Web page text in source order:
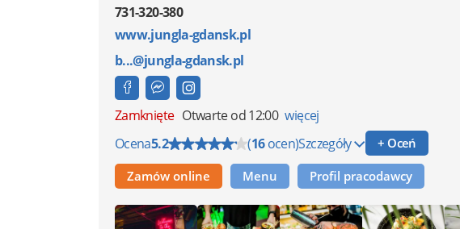
731-320-380
www.jungla-gdansk.pl
b...@jungla-gdansk.pl
Zamknięte Otwarte od 12:00 więcej
Ocena5.2 (16ocen)Szczegóły + Oceń
Zamów online Menu Profil pracodawcy